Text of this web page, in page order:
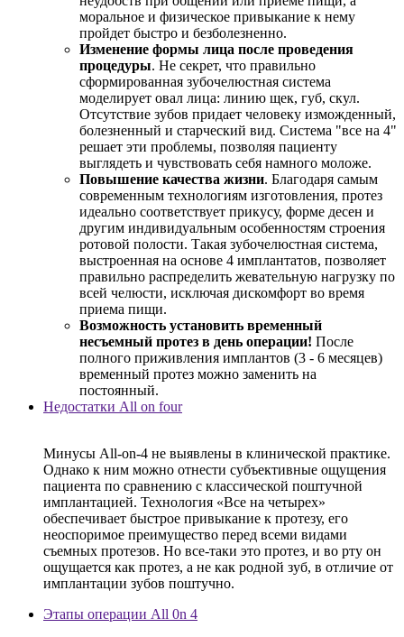
моральное и физическое привыкание к нему
пройдет быстро и безболезненно.
Изменение формы лица после проведения
процедуры. Не секрет, что правильно
сформированная зубочелюстная система
моделирует овал лица: линию щек, губ, скул.
Отсутствие зубов придает человеку изможденный,
болезненный и старческий вид. Система "все на 4"
решает эти проблемы, позволяя пациенту
выглядеть и чувствовать себя намного моложе.
Повышение качества жизни. Благодаря самым
современным технологиям изготовления, протез
идеально соответствует прикусу, форме десен и
другим индивидуальным особенностям строения
ротовой полости. Такая зубочелюстная система,
выстроенная на основе 4 имплантатов, позволяет
правильно распределить жевательную нагрузку по
всей челюсти, исключая дискомфорт во время
приема пищи.
Возможность установить временный
несъемный протез в день операции! После
полного приживления имплантов (3 - 6 месяцев)
временный протез можно заменить на
постоянный.
Недостатки All on four
Минусы All-on-4 не выявлены в клинической практике.
Однако к ним можно отнести субъективные ощущения
пациента по сравнению с классической поштучной
имплантацией. Технология «Все на четырех»
обеспечивает быстрое привыкание к протезу, его
неоспоримое преимущество перед всеми видами
съемных протезов. Но все-таки это протез, и во рту он
ощущается как протез, а не как родной зуб, в отличие от
имплантации зубов поштучно.
Этапы операции All 0n 4